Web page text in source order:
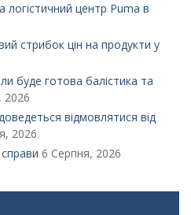
логістичний центр Puma в
стрибок цін на продукти у
буде готова балістика та
2026
відмовлятися від
2026
6 Серпня, 2026